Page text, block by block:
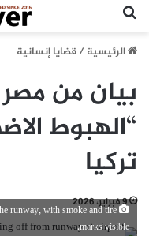
الرئيسية/قضايا إنسانية
بيان من
“الهبوط
تركيا
9 فبراير، 2026
runway, with smoke and tire
marks visible.